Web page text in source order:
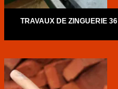
TRAVAUX DE ZINGUERIE 36